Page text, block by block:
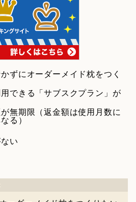
ずにオーダーメイド枕をつく
用できる「サブスクプラン」が
無期限（返金額は使用月数に
る）
い